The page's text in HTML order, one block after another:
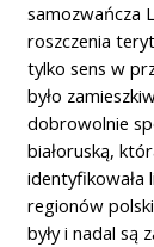
samozwańcza
roszczenia
tylko sens w
było
dobrowolnie
białoruską,
identyfikowała
regionów
były i nadal są